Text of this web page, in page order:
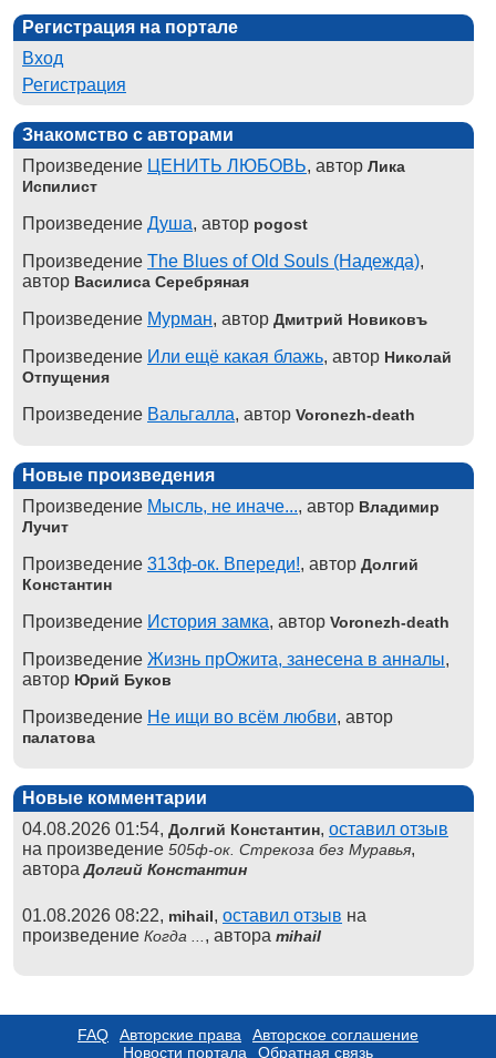
Регистрация на портале
Вход
Регистрация
Знакомство с авторами
Произведение ЦЕНИТЬ ЛЮБОВЬ, автор Лика
Испилист
Произведение Душа, автор pogost
Произведение The Blues of Old Souls (Надежда),
автор Василиса Серебряная
Произведение Мурман, автор Дмитрий Новиковъ
Произведение Или ещё какая блажь, автор Николай
Отпущения
Произведение Вальгалла, автор Voronezh-death
Новые произведения
Произведение Мысль, не иначе..., автор Владимир
Лучит
Произведение 313ф-ок. Впереди!, автор Долгий
Константин
Произведение История замка, автор Voronezh-death
Произведение Жизнь прОжита, занесена в анналы,
автор Юрий Буков
Произведение Не ищи во всём любви, автор
палатова
Новые комментарии
04.08.2026 01:54, Долгий Константин, оставил отзыв
на произведение 505ф-ок. Стрекоза без Муравья,
автораДолгий Константин
01.08.2026 08:22, mihail, оставил отзыв на
произведение Когда ... , автора mihail
FAQ Авторские права
Авторское соглашение
Новости портала
Обратная связь